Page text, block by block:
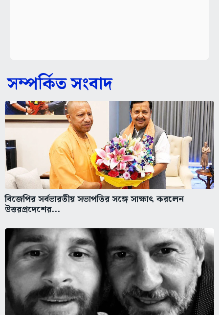
সম্পর্কিত সংবাদ
বিজেপির সর্বভারতীয় সভাপতির সঙ্গে সাক্ষাৎ করলেন
উত্তরপ্রদেশের...